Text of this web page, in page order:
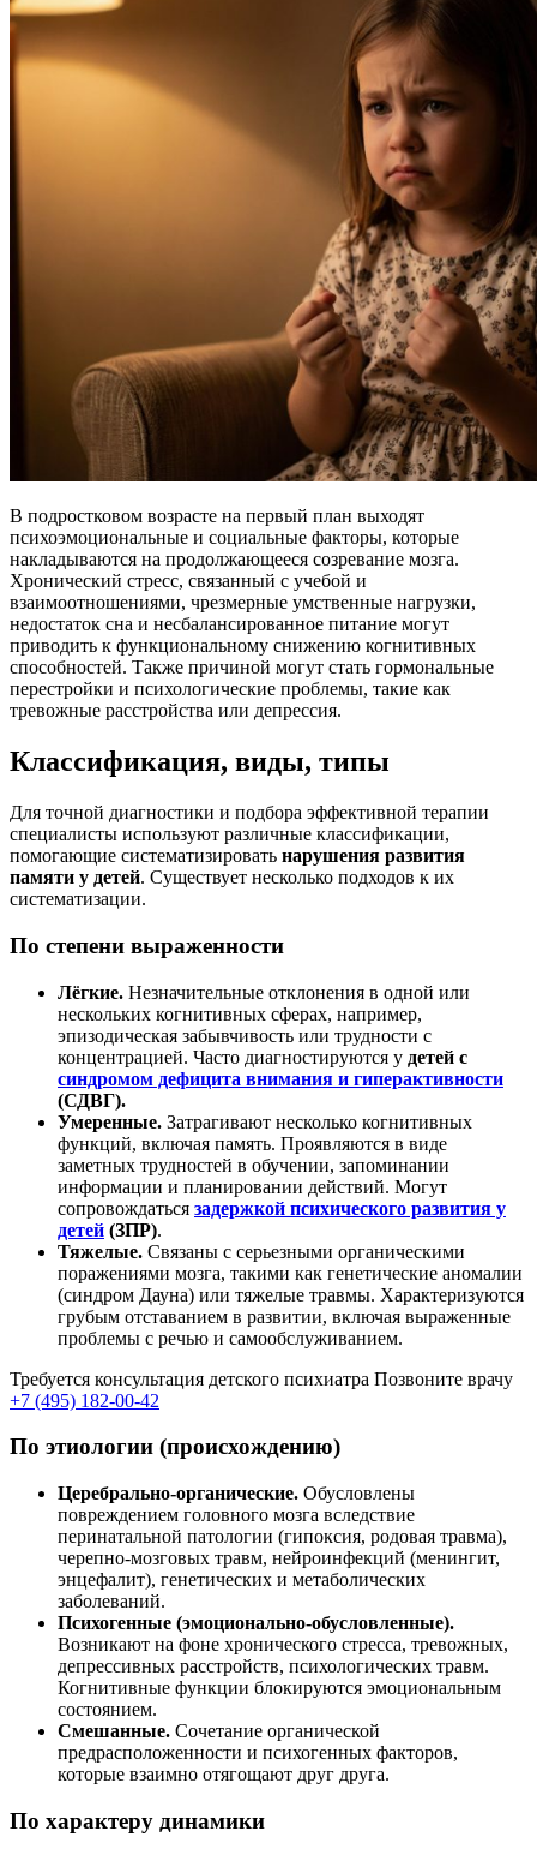
В подростковом возрасте на первый план выходят
психоэмоциональные и социальные факторы, которые
накладываются на продолжающееся созревание мозга.
Хронический стресс, связанный с учебой и
взаимоотношениями, чрезмерные умственные нагрузки,
недостаток сна и несбалансированное питание могут
приводить к функциональному снижению когнитивных
способностей. Также причиной могут стать гормональные
перестройки и психологические проблемы, такие как
тревожные расстройства или депрессия.
Классификация, виды, типы
Для точной диагностики и подбора эффективной терапии
специалисты используют различные классификации,
помогающие систематизировать нарушения развития
памяти у детей. Существует несколько подходов к их
систематизации.
По степени выраженности
Лёгкие. Незначительные отклонения в одной или
нескольких когнитивных сферах, например,
эпизодическая забывчивость или трудности с
концентрацией. Часто диагностируются у детей с
синдромом дефицита внимания и гиперактивности
(СДВГ).
Умеренные. Затрагивают несколько когнитивных
функций, включая память. Проявляются в виде
заметных трудностей в обучении, запоминании
информации и планировании действий. Могут
сопровождаться задержкой психического развития у
детей (ЗПР).
Тяжелые. Связаны с серьезными органическими
поражениями мозга, такими как генетические аномалии
(синдром Дауна) или тяжелые травмы. Характеризуются
грубым отставанием в развитии, включая выраженные
проблемы с речью и самообслуживанием.
Требуется консультация детского психиатра Позвоните врачу
+7 (495) 182-00-42
По этиологии (происхождению)
Церебрально-органические. Обусловлены
повреждением головного мозга вследствие
перинатальной патологии (гипоксия, родовая травма),
черепно-мозговых травм, нейроинфекций (менингит,
энцефалит), генетических и метаболических
заболеваний.
Психогенные (эмоционально-обусловленные).
Возникают на фоне хронического стресса, тревожных,
депрессивных расстройств, психологических травм.
Когнитивные функции блокируются эмоциональным
состоянием.
Смешанные. Сочетание органической
предрасположенности и психогенных факторов,
которые взаимно отягощают друг друга.
По характеру динамики